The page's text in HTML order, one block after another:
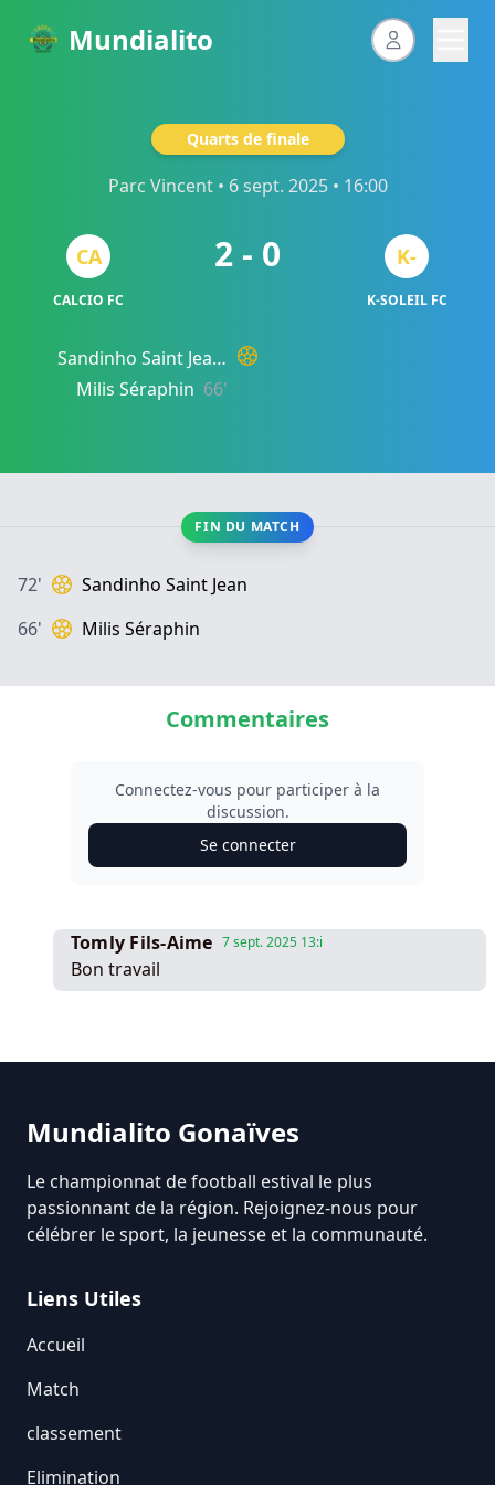
Mundialito
Quarts de finale
Parc Vincent • 6 sept. 2025 • 16:00
CA
CALCIO FC
2 - 0 K-
K-SOLEIL FC
Sandinho Saint Jean 72'
Milis Séraphin 66'
FIN DU MATCH
72'
Sandinho Saint Jean
66'
Milis Séraphin
Commentaires
Connectez-vous pour participer à la
discussion.
Se connecter
Tomly Fils-Aime 7 sept. 2025 13:i
Bon travail
Mundialito Gonaïves
Le championnat de football estival le plus
passionnant de la région. Rejoignez-nous pour
célébrer le sport, la jeunesse et la communauté.
Liens Utiles
Accueil
Match
classement
Elimination